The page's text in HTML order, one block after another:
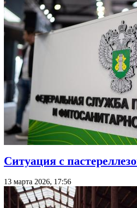
Ситуация с
13 марта 2026, 17:56